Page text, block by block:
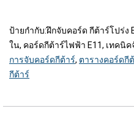
ป้ายกำกับ:ฝึกจับคอร์ด กีต้าร์โปร่ง
ใน, คอร์ดกีต้าร์ไฟฟ้า E11, เทคนิค
การจับคอร์ดกีต้าร์, ตารางคอร์ดกี
กีต้าร์